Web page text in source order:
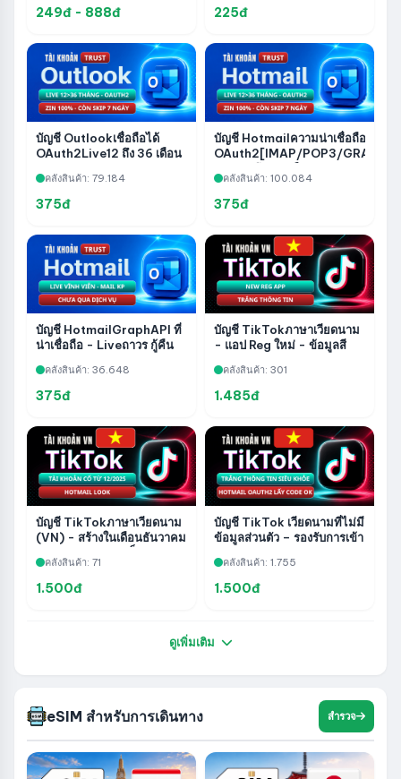
249đ - 888đ 225đ
บัญชี Outlookเชื่อถือได้
OAuth2Live12 ถึง 36 เดือน
100% Zin – 7 วันในการข้าม
คลังสินค้า: 79.184
375đ
บัญชี Hotmailความน่าเชื่อถือ -
OAuth2[IMAP/POP3/GRAPH]
7 วันในการข้าม
คลังสินค้า: 100.084
375đ
บัญชี HotmailGraphAPI ที่
น่าเชื่อถือ - Liveถาวร กู้คืน
- ยังไม่ได้ให้บริการ
คลังสินค้า: 36.648
375đ
บัญชี TikTokภาษาเวียดนาม
- แอป Reg ใหม่ - ข้อมูลสี
คลังสินค้า: 301
1.485đ
บัญชี TikTokภาษาเวียดนาม
(VN) - สร้างในเดือนธันวาคม
บัญชี Ancient Delicious
คลังสินค้า: 71
1.500đ
บัญชี TikTok เวียดนามที่ไม่มี
ข้อมูลส่วนตัว – รองรับการเข้า
Hotmail Trust แบบสด –
รองรับการกู้คืนรหัส
คลังสินค้า: 1.755
1.500đ
ดูเพิ่มเติม
eSIM สำหรับการเดินทาง สำรวจ